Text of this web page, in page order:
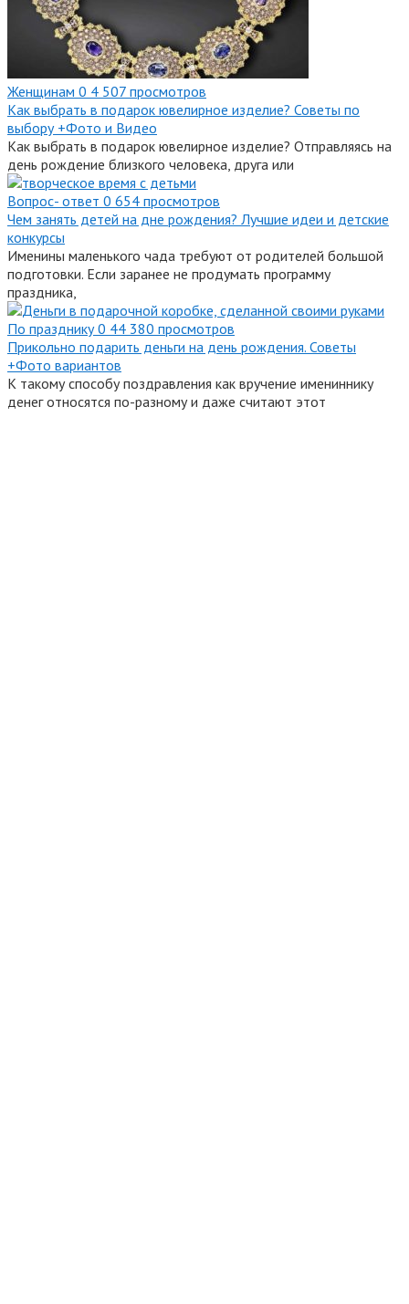
Женщинам 0 4 507 просмотров
Как выбрать в подарок ювелирное изделие? Советы по
выбору +Фото и Видео
Как выбрать в подарок ювелирное изделие? Отправляясь на
день рождение близкого человека, друга или
Вопрос- ответ 0 654 просмотров
Чем занять детей на дне рождения? Лучшие идеи и детские
конкурсы
Именины маленького чада требуют от родителей большой
подготовки. Если заранее не продумать программу
праздника,
По празднику0 44 380 просмотров
Прикольно подарить деньги на день рождения. Советы
+Фото вариантов
К такому способу поздравления как вручение имениннику
денег относятся по-разному и даже считают этот